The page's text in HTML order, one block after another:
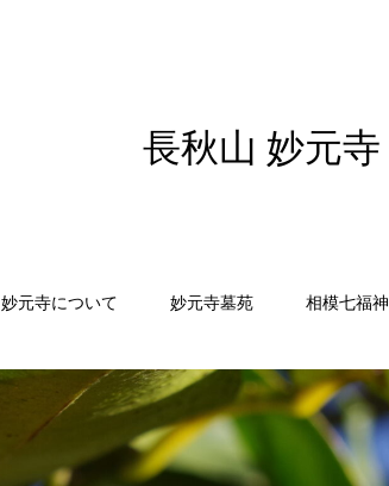
長秋山 妙元寺
妙元寺について 妙元寺墓苑 相模七福神